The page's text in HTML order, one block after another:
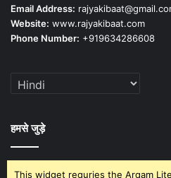
Email Address:
Website: www.rajyakibaat.com
Phone Number: +919634286608
हमसे जुड़े
This widget requries the Arqam